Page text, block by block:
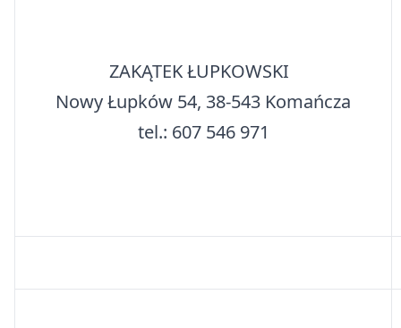
ZAKĄTEK ŁUPKOWSKI
Nowy Łupków 54, 38-543 Komańcza
tel.: 607 546 971